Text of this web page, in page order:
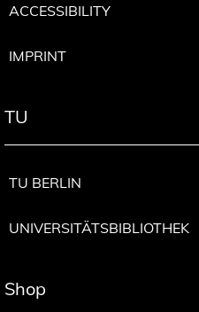
ACCESSIBILITY
IMPRINT
TU
TU BERLIN
UNIVERSITÄTSBIBLIOTHEK
Shop